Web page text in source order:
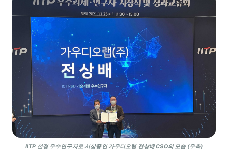
IITP 선정 우수연구자로 시상중인 가우디오랩 전상배 CSO의 모습 (우측)